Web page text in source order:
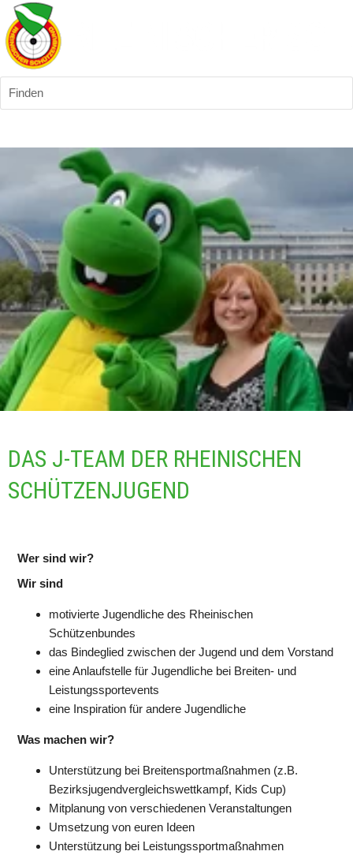
Finden
DAS J-TEAM DER RHEINISCHEN
SCHÜTZENJUGEND
Wer sind wir?
Wir sind
motivierte Jugendliche des Rheinischen
Schützenbundes
das Bindeglied zwischen der Jugend und dem Vorstand
eine Anlaufstelle für Jugendliche bei Breiten- und
Leistungssportevents
eine Inspiration für andere Jugendliche
Was machen wir?
Unterstützung bei Breitensportmaßnahmen (z.B.
Bezirksjugendvergleichswettkampf, Kids Cup)
Mitplanung von verschiedenen Veranstaltungen
Umsetzung von euren Ideen
Unterstützung bei Leistungssportmaßnahmen